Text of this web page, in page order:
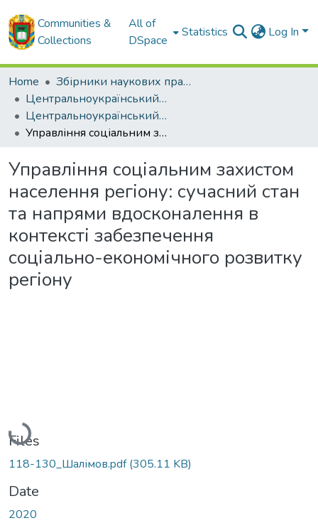
Communities &
Collections
All of
DSpace
Statistics Log In
Home
Збірники наукових праць ЦНТУ
Центральноукраїнський науковий вісник. Економічні науки.
Центральноукраїнський науковий вісник. Економічні науки. Випуск 5. - 2020
Управління соціальним захистом населення регіону: сучасний стан та напрями вдосконалення в контексті забезпечення соціально-економічного розвитку регіону
Управління соціальним захистом
населення регіону: сучасний стан
та напрями вдосконалення в
контексті забезпечення
соціально-економічного розвитку
регіону
Loading...
Files
118-130_Шалімов.pdf(305.11 KB)
Date
2020